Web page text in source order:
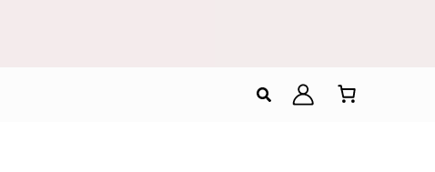
Zoeken